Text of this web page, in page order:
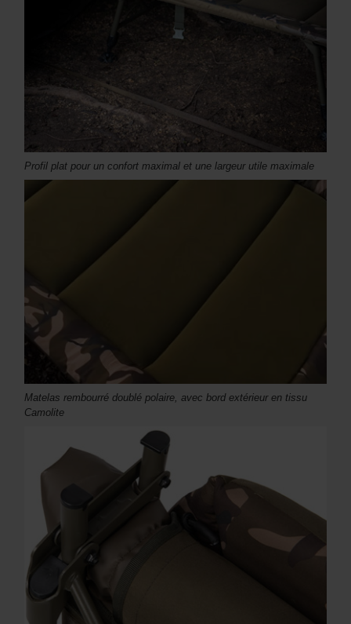
Profil plat pour un confort maximal et une largeur utile maximale
Matelas rembourré doublé polaire, avec bord extérieur en tissu
Camolite